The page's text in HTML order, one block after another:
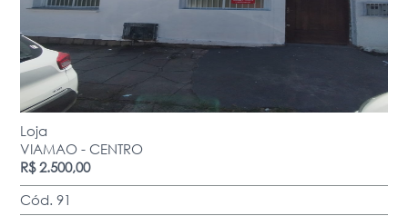
Loja
VIAMAO - CENTRO
R$ 2.500,00
Cód. 91